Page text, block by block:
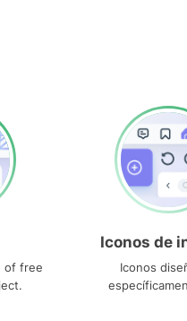
of free
Iconos de
Iconos